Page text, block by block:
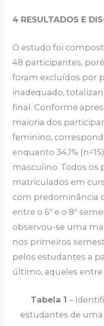
4 RESULTADOS E
O estudo foi
48 participantes,
foram excluídos por
inadequado,
final. Conforme
maioria dos
feminino,
enquanto 34,1%
masculino. Todos os
matriculados em
com predominância
entre o 6º e o 8º
observou-se uma
nos primeiros
pelos estudantes a
último, aqueles entre
Tabela 1 –
estudantes de